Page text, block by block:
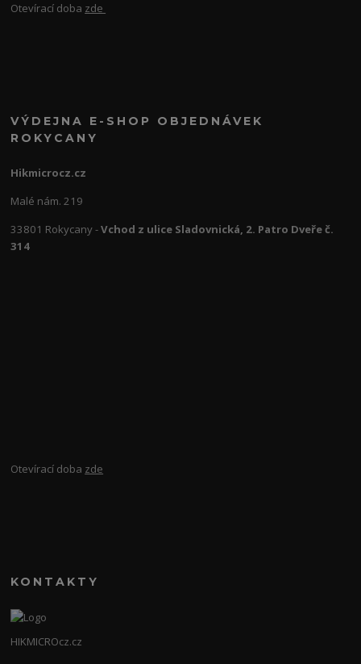
Otevírací doba zde
VÝDEJNA E-SHOP OBJEDNÁVEK
ROKYCANY
Hikmicrocz.cz
Malé nám. 219
33801 Rokycany -Vchod z ulice Sladovnická, 2. Patro Dveře č.
314
Otevírací doba zde
KONTAKTY
HIKMICROcz.cz